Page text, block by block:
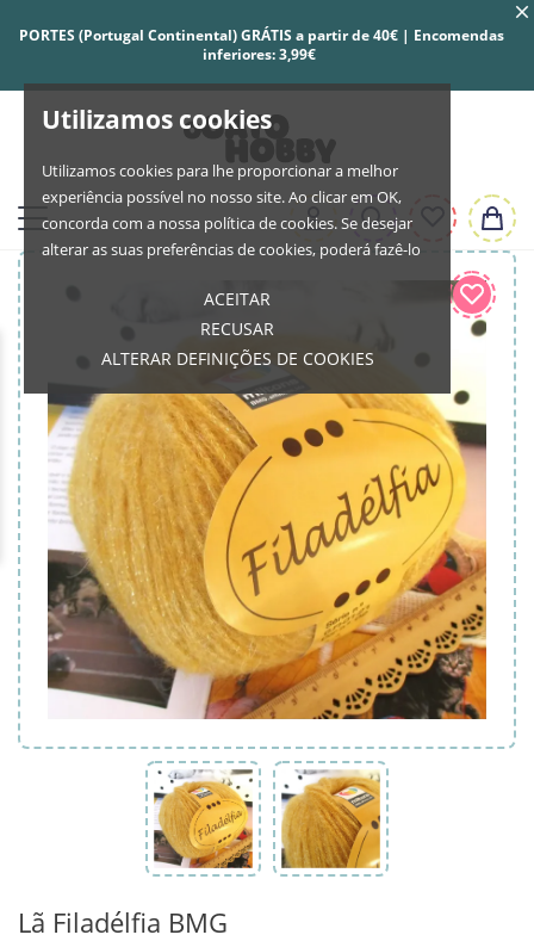
Utilizamos cookies
Utilizamos cookies para lhe proporcionar a melhor
experiência possível no nosso site. Ao clicar em OK,
concorda com a nossa política de cookies. Se desejar
alterar as suas preferências de cookies, poderá fazê-lo
ACEITAR
RECUSAR
ALTERAR DEFINIÇÕES DE COOKIES
PORTES (Portugal Continental) GRÁTIS a partir de 40€ | Encomendas
inferiores: 3,99€
Lã Filadélfia BMG